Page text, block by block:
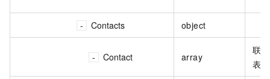
Contacts object
Contact array
联
表。